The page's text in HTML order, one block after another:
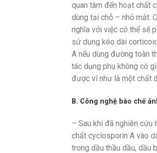
quan tâm đến hoạt chất
dùng tại chỗ – nhỏ mắt.
nghĩa với việc có thể sẽ
sử dụng kéo dài
A nếu dùng đường toàn
tác dụng phụ không có
được ví như là một chất
B. Công nghệ bào chế
– Sau khi đã nghiên cứu
chất cyclosporin A vào
trong dầu thầu dầu, dầu